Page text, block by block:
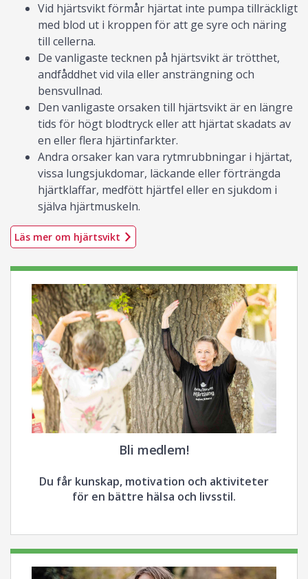
Vid hjärtsvikt förmår hjärtat inte pumpa tillräckligt
med blod ut i kroppen för att ge syre och näring
till cellerna.
De vanligaste tecknen på hjärtsvikt är trötthet,
andfåddhet vid vila eller ansträngning och
bensvullnad.
Den vanligaste orsaken till hjärtsvikt är en längre
tids för högt blodtryck eller att hjärtat skadats av
en eller flera hjärtinfarkter.
Andra orsaker kan vara rytmrubbningar i hjärtat,
vissa lungsjukdomar, läckande eller förträngda
hjärtklaffar, medfött hjärtfel eller en sjukdom i
själva hjärtmuskeln.
Läs mer om hjärtsvikt
Bli medlem!
Du får kunskap, motivation och aktiviteter
för en bättre hälsa och livsstil.